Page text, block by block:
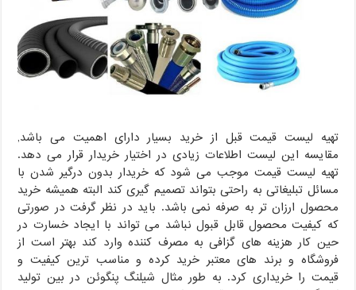
تهیه لیست قیمت قبل از خرید بسیار دارای اهمیت می باشد,
مقایسه این لیست اطلاعات زیادی در اختیار خریدار قرار می دهد.
تهیه لیست قیمت موجب می شود که خریدار بدون درگیر شدن با
مسائل تبلیغاتی به راحتی بتواند تصمیم گیری کند البته همیشه خرید
محصول ارزان تر به صرفه نمی باشد. باید در نظر گرفت در صورتی
که کیفیت محصول قابل قبول نباشد می تواند با ایجاد خسارت در
حین کار هزینه های گزافی به مصرف کننده وارد کند بهتر است از
فروشگاه و برند های معتبر خرید کرده و مناسب ترین کیفیت و
قیمت را خریداری کرد. به طور مثال شیلنگ پنگوئن در بین تولید